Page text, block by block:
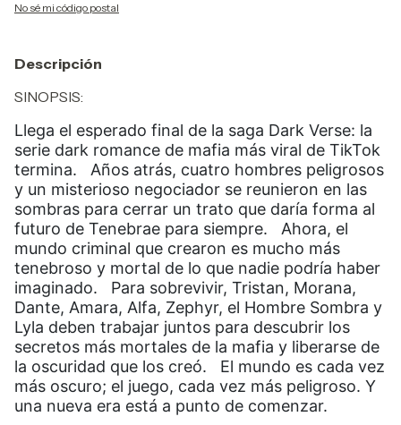
No sé mi código postal
Descripción
SINOPSIS:
Llega el esperado final de la saga Dark Verse: la
serie dark romance de mafia más viral de TikTok
termina. Años atrás, cuatro hombres peligrosos
y un misterioso negociador se reunieron en las
sombras para cerrar un trato que daría forma al
futuro de Tenebrae para siempre. Ahora, el
mundo criminal que crearon es mucho más
tenebroso y mortal de lo que nadie podría haber
imaginado. Para sobrevivir, Tristan, Morana,
Dante, Amara, Alfa, Zephyr, el Hombre Sombra y
Lyla deben trabajar juntos para descubrir los
secretos más mortales de la mafia y liberarse de
la oscuridad que los creó. El mundo es cada vez
más oscuro; el juego, cada vez más peligroso. Y
una nueva era está a punto de comenzar.